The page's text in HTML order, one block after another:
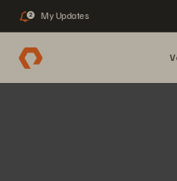
2 My Updates